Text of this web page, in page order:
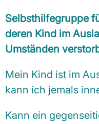
Selbsthilfegruppe
deren Kind im
Umständen
Mein Kind ist im
kann ich jemals
Kann ein